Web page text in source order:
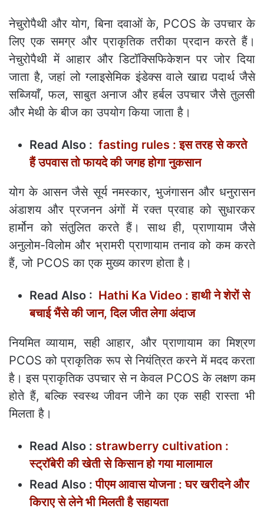
नेचुरोपैथी और योग, बिना दवाओं के, PCOS के उपचार के
लिए एक समग्र और प्राकृतिक तरीका प्रदान करते हैं।
नेचुरोपैथी में आहार और डिटॉक्सिफिकेशन पर जोर दिया
जाता है, जहां लो ग्लाइसेमिक इंडेक्स वाले खाद्य पदार्थ जैसे
सब्जियाँ, फल, साबुत अनाज और हर्बल उपचार जैसे तुलसी
और मेथी के बीज का उपयोग किया जाता है।
Read Also : fasting rules : इस तरह से करते
हैं उपवास तो फायदे की जगह होगा नुकसान
योग के आसन जैसे सूर्य नमस्कार, भुजंगासन और धनुरासन
अंडाशय और प्रजनन अंगों में रक्त प्रवाह को सुधारकर
हार्मोन को संतुलित करते हैं। साथ ही, प्राणायाम जैसे
अनुलोम-विलोम और भ्रामरी प्राणायाम तनाव को कम करते
हैं, जो PCOS का एक मुख्य कारण होता है।
Read Also : Hathi Ka Video : हाथी ने शेरों से
बचाई भैंसे की जान, दिल जीत लेगा अंदाज
नियमित व्यायाम, सही आहार, और प्राणायाम का मिश्रण
PCOS को प्राकृतिक रूप से नियंत्रित करने में मदद करता
है। इस प्राकृतिक उपचार से न केवल PCOS के लक्षण कम
होते हैं, बल्कि स्वस्थ जीवन जीने का एक सही रास्ता भी
मिलता है।
Read Also : strawberry cultivation :
स्ट्रॉबेरी की खेती से किसान हो गया मालामाल
Read Also :पीएम आवास योजना : घर खरीदने और
किराए से लेने भी मिलती है सहायता